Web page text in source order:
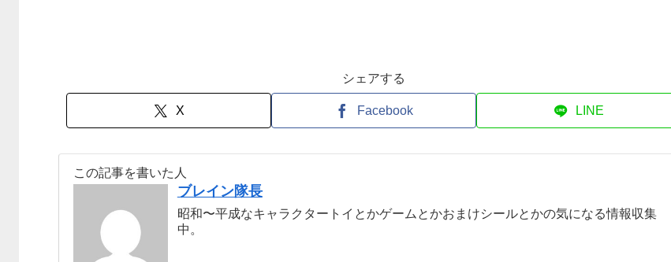
シェアする
X Facebook LINE
この記事を書いた人
ブレイン隊長
昭和〜平成なキャラクタートイとかゲームとかおまけシールとかの気になる情報収集
中。